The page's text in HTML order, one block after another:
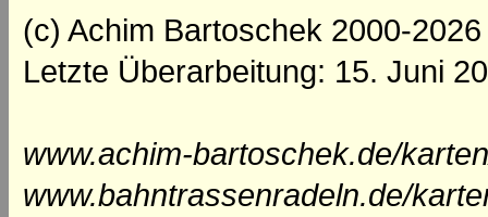
(c) Achim Bartoschek 2000-2026
Letzte Überarbeitung: 15. Juni
www.achim-bartoschek.de/
www.bahntrassenradeln.de/